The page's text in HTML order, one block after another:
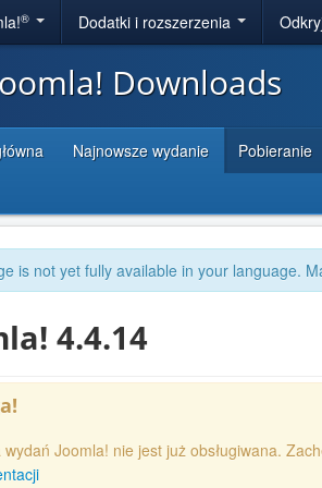
® Dodatki i rozszerzenia
Downloads
Najnowsze wydanie Pobieranie
is not yet fully available in your language.
4.4.14
wydań Joomla! nie jest już obsługiwana.